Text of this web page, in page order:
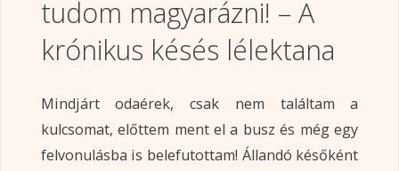
tudom magyarázni! – A
krónikus késés lélektana
Mindjárt odaérek, csak nem találtam a
kulcsomat, előttem ment el a busz és még egy
felvonulásba is belefutottam! Állandó későként